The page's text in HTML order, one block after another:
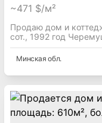
~471 $/м²
Продаю дом и
сот., 1992 год
Минская обл.